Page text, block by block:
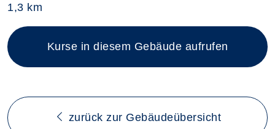
1,3 km
Kurse in diesem Gebäude aufrufen
zurück zur Gebäudeübersicht